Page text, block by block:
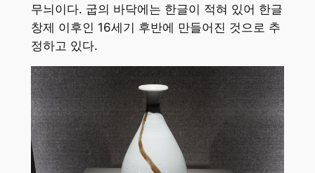
무늬이다. 굽의 바닥에는 한글이 적혀 있어 한글
창제 이후인 16세기 후반에 만들어진 것으로 추
정하고 있다.